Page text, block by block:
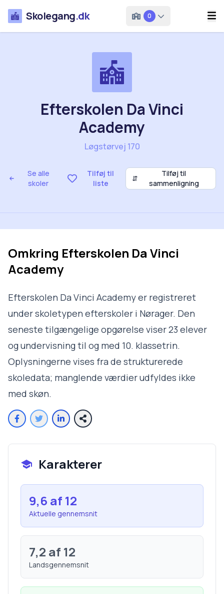
Skolegang.dk 0
Se alle
skoler
Tilføj til
liste
⇵
Tilføj til
sammenligning
Efterskolen Da Vinci
Academy
Løgstørvej 170
Omkring Efterskolen Da Vinci
Academy
Efterskolen Da Vinci Academy er registreret
under skoletypen efterskoler i Nørager. Den
seneste tilgængelige opgørelse viser 23 elever
og undervisning til og med 10. klassetrin.
Oplysningerne vises fra de strukturerede
skoledata; manglende værdier udfyldes ikke
med skøn.
Karakterer
9,6 af 12
Aktuelle gennemsnit
7,2 af 12
Landsgennemsnit